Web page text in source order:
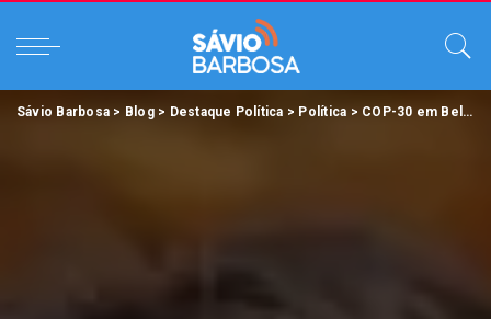
Sávio Barbosa > Blog> Destaque Política > Política > COP-30 em Belém